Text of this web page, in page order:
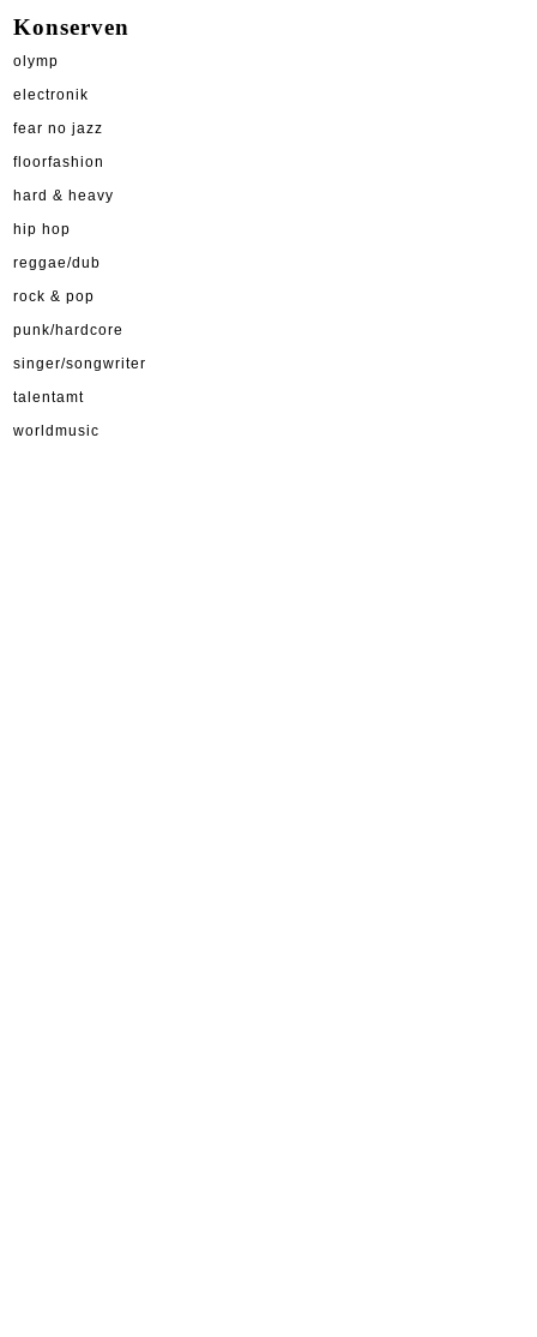
Konserven
olymp
electronik
fear no jazz
floorfashion
hard & heavy
hip hop
reggae/dub
rock & pop
punk/hardcore
singer/songwriter
talentamt
worldmusic